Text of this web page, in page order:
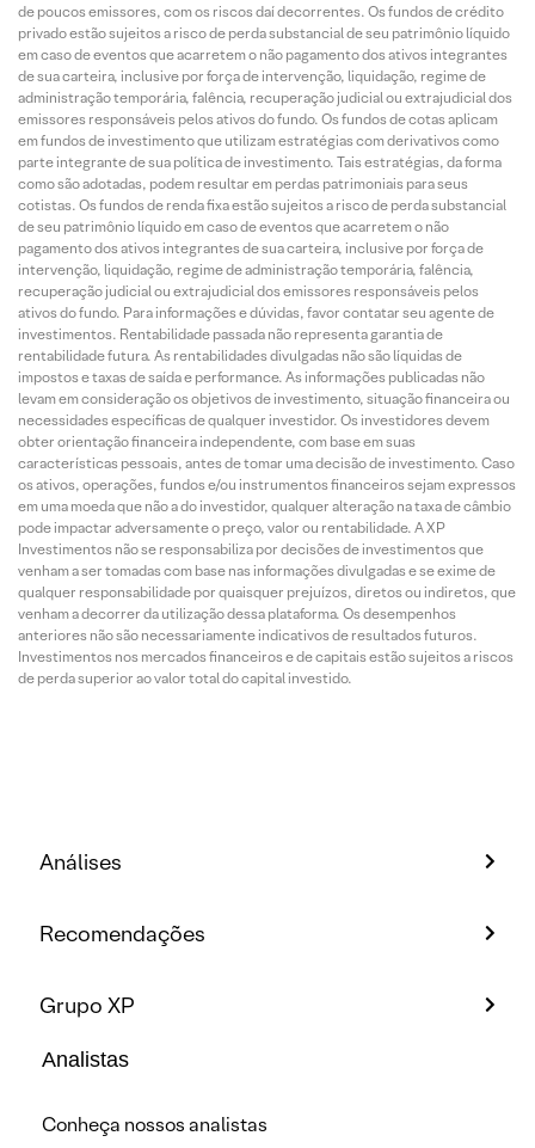
de poucos emissores, com os riscos daí decorrentes. Os fundos de crédito
privado estão sujeitos a risco de perda substancial de seu patrimônio líquido
em caso de eventos que acarretem o não pagamento dos ativos integrantes
de sua carteira, inclusive por força de intervenção, liquidação, regime de
administração temporária, falência, recuperação judicial ou extrajudicial dos
emissores responsáveis pelos ativos do fundo. Os fundos de cotas aplicam
em fundos de investimento que utilizam estratégias com derivativos como
parte integrante de sua política de investimento. Tais estratégias, da forma
como são adotadas, podem resultar em perdas patrimoniais para seus
cotistas. Os fundos de renda fixa estão sujeitos a risco de perda substancial
de seu patrimônio líquido em caso de eventos que acarretem o não
pagamento dos ativos integrantes de sua carteira, inclusive por força de
intervenção, liquidação, regime de administração temporária, falência,
recuperação judicial ou extrajudicial dos emissores responsáveis pelos
ativos do fundo. Para informações e dúvidas, favor contatar seu agente de
investimentos. Rentabilidade passada não representa garantia de
rentabilidade futura. As rentabilidades divulgadas não são líquidas de
impostos e taxas de saída e performance. As informações publicadas não
levam em consideração os objetivos de investimento, situação financeira ou
necessidades específicas de qualquer investidor. Os investidores devem
obter orientação financeira independente, com base em suas
características pessoais, antes de tomar uma decisão de investimento. Caso
os ativos, operações, fundos e/ou instrumentos financeiros sejam expressos
em uma moeda que não a do investidor, qualquer alteração na taxa de câmbio
pode impactar adversamente o preço, valor ou rentabilidade. A XP
Investimentos não se responsabiliza por decisões de investimentos que
venham a ser tomadas com base nas informações divulgadas e se exime de
qualquer responsabilidade por quaisquer prejuízos, diretos ou indiretos, que
venham a decorrer da utilização dessa plataforma. Os desempenhos
anteriores não são necessariamente indicativos de resultados futuros.
Investimentos nos mercados financeiros e de capitais estão sujeitos a riscos
de perda superior ao valor total do capital investido.
Análises
Recomendações
Grupo XP
Analistas
Conheça nossos analistas